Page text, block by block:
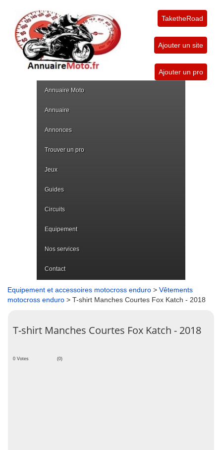
TaketheRoad
Ajouter un site
Ajouter un pro
Annuaire Moto
Annuaire
Annonces
Trouver un pro
Jeux
Guides
Circuits
Equipement
Nos services
Contact
Equipement et accessoires motocross enduro > Vêtements
motocross enduro > T-shirt Manches Courtes Fox Katch - 2018
T-shirt Manches Courtes Fox Katch - 2018
0 Votes (0)